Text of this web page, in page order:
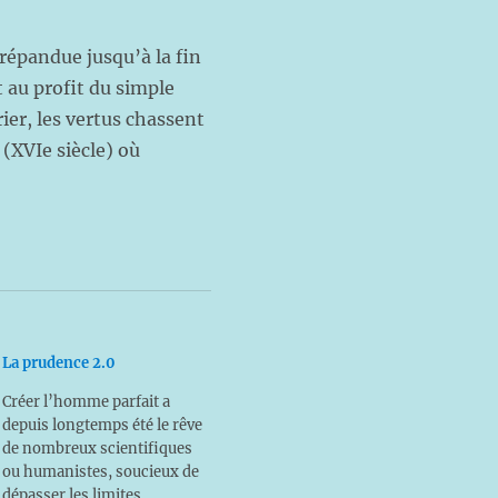
jusqu’à la fin
au profit du simple
les vertus chassent
siècle) où
La prudence 2.0
Créer l’homme parfait a
depuis longtemps été le rêve
de nombreux scientifiques
ou humanistes, soucieux de